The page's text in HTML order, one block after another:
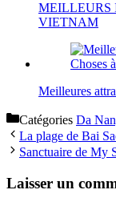
MEILLEURS
VIETNAM
Meilleures
Catégories Da
La plage de Bai
Sanctuaire de My
Laisser un